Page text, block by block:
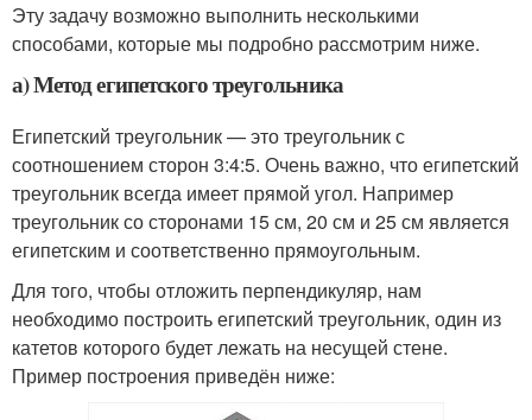
Эту задачу возможно выполнить несколькими
способами, которые мы подробно рассмотрим ниже.
а) Метод египетского треугольника
Египетский треугольник — это треугольник с
соотношением сторон 3:4:5. Очень важно, что египетский
треугольник всегда имеет прямой угол. Например
треугольник со сторонами 15 см, 20 см и 25 см является
египетским и соответственно прямоугольным.
Для того, чтобы отложить перпендикуляр, нам
необходимо построить египетский треугольник, один из
катетов которого будет лежать на несущей стене.
Пример построения приведён ниже: